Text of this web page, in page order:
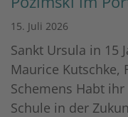
15. Juli 2026
Sankt Ursula in 15
Maurice Kutschke,
Schemens Habt
Schule in der